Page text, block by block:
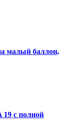
малый баллон,
с полной